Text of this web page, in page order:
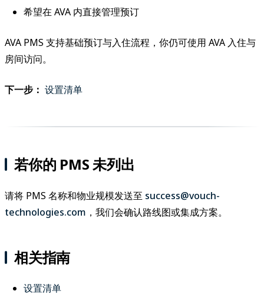
希望在 AVA 内直接管理预订
AVA PMS 支持基础预订与入住流程，你仍可使用 AVA 入住与
房间访问。
下一步： 设置清单
若你的 PMS 未列出
请将 PMS 名称和物业规模发送至 success@vouch-
technologies.com ，我们会确认路线图或集成方案。
相关指南
设置清单